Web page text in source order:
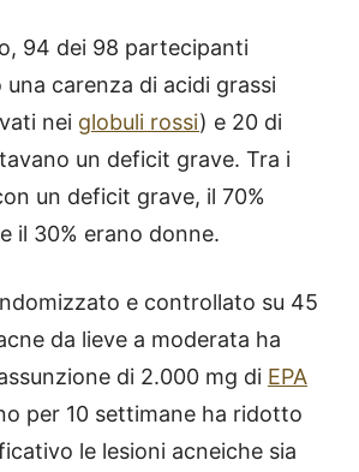
94 dei 98 partecipanti
carenza di acidi grassi
nei globuli rossi) e 20 di
un deficit grave. Tra i
un deficit grave, il 70%
il 30% erano donne.
e controllato su 45
da lieve a moderata ha
di 2.000 mg di EPA
per 10 settimane ha ridotto
le lesioni acneiche sia